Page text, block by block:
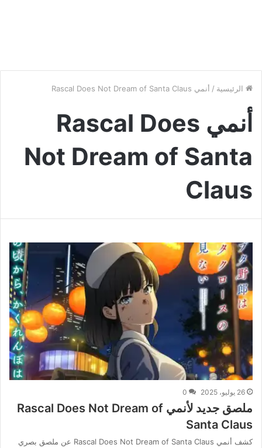
الرئيسية / أنمي Rascal Does Not Dream of Santa Claus
أنمي Rascal Does
Not Dream of Santa
Claus
26 يوليو، 2025 0
ملصق جديد لأنمي Rascal Does Not Dream of
Santa Claus
كشف أنمي Rascal Does Not Dream of Santa Claus عن ملصق بصري